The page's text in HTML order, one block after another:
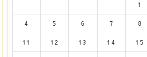
1
4 5 6 7 8
11 12 13 14 15